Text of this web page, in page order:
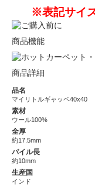
※表記サイ
商品機能
商品詳細
品名
マイリトルギャッベ40x40
素材
ウール100%
全厚
約17.5mm
パイル長
約10mm
生産国
インド